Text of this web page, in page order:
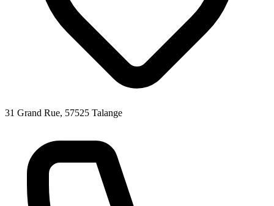
31 Grand Rue, 57525 Talange